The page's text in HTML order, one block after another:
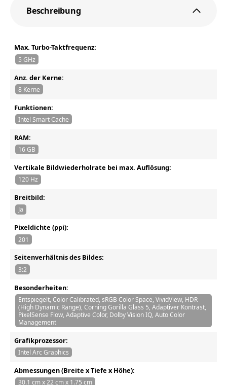
Beschreibung
Max. Turbo-Taktfrequenz:
5 GHz
Anz. der Kerne:
8 Kerne
Funktionen:
Intel Smart Cache
RAM:
16 GB
Vertikale Bildwiederholrate bei max. Auflösung:
120 Hz
Breitbild:
Ja
Pixeldichte (ppi):
201
Seitenverhältnis des Bildes:
3:2
Besonderheiten:
Entspiegelt, Color Calibrated, sRGB Color Space, VividView, HDR
(High Dynamic Range), Corning Gorilla Glass 5, Adaptiver Kontrast,
PixelSense Flow, Adaptive Color, Dolby Vision IQ, Auto Color
Management
Grafikprozessor:
Intel Arc Graphics
Abmessungen (Breite x Tiefe x Höhe):
30.1 cm x 22 cm x 1.75 cm